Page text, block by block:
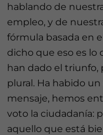
hablando de
empleo, y de
fórmula basada en
dicho que eso es lo
han dado el triunfo,
plural. Ha habido
mensaje, hemos
voto la ciudadanía:
aquello que está